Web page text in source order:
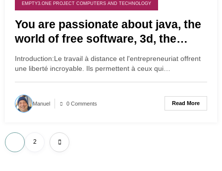
EMPTY3.ONE PROJECT COMPUTERS AND TECHNOLOGY
You are passionate about java, the
world of free software, 3d, the
creation of 3d scenes and videos
interests you (empty3 brand)
Introduction:Le travail à distance et l'entrepreneuriat offrent
une liberté incroyable. Ils permettent à ceux qui…
Manuel 0 Comments Read More
Posts
pagination
2